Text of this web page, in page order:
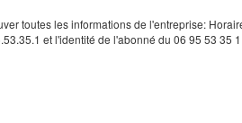
toutes les informations de l'entreprise:
et l'identité de l'abonné du 06 95 53 35